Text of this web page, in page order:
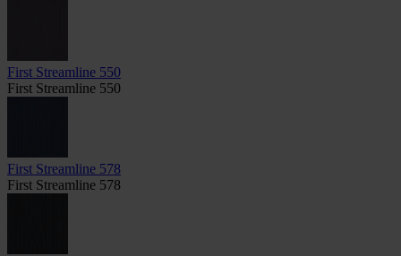
First Streamline 550
First Streamline 550
First Streamline 578
First Streamline 578